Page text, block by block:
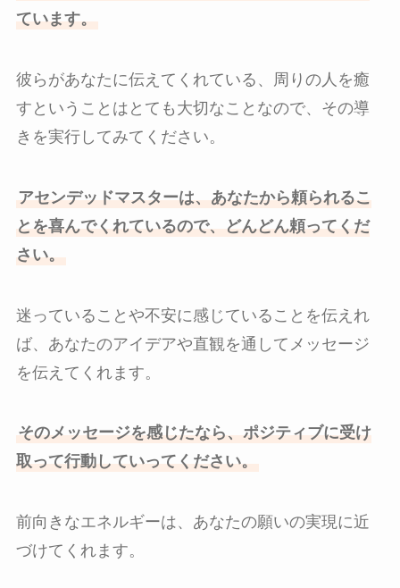
ています。
彼らがあなたに伝えてくれている、周りの人を癒
すということはとても大切なことなので、その導
きを実行してみてください。
アセンデッドマスターは、あなたから頼られるこ
とを喜んでくれているので、どんどん頼ってくだ
さい。
迷っていることや不安に感じていることを伝えれ
ば、あなたのアイデアや直観を通してメッセージ
を伝えてくれます。
そのメッセージを感じたなら、ポジティブに受け
取って行動していってください。
前向きなエネルギーは、あなたの願いの実現に近
づけてくれます。